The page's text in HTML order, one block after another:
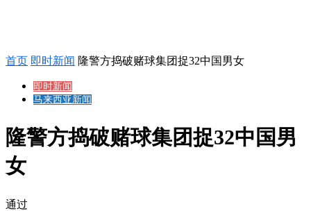
首页 即时新闻 隆警方捣破赌球集团捉32中国男女
即时新闻
马来西亚新闻
隆警方捣破赌球集团捉32中国男
女
通过